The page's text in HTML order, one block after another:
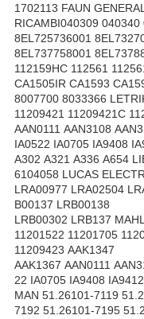
1702113 FAUN GENERAL
RICAMBI040309 040340
8EL725736001
8EL737758001
112159HC 112561
CA1505IR CA1593
8007700 8033366
11209421 11209421C
AAN0111 AAN3108
IA0522 IA0705 IA9408
A302 A321 A336 A654
6104058 LUCAS
LRA00977 LRA02504
B00137 LRB00138
LRB00302 LRB137
11201522 11201705
11209423 AAK1347
AAK1367 AAN0111
22 IA0705 IA9408
MAN 51.26101-7119
7192 51.26101-7195